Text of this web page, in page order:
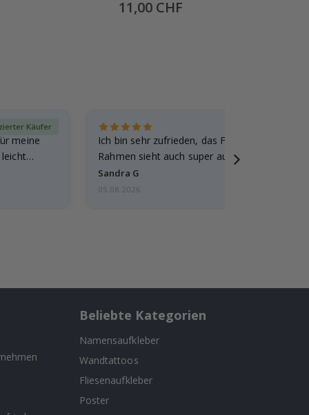
Special
Price
11,00 CHF
meine
Käufer
Ich bin sehr zufrieden, das Foto ist toll
Rahmen sieht auch super aus. Die Lieferung
außerdem…
Sandra G
05.08.2026
Beliebte Kategorien
Namensaufkleber
Wandtattoos
Fliesenaufkleber
Poster